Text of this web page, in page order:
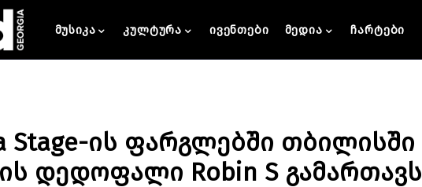
მუსიკა კულტურა ივენთები მედია ჩარტები
Stage-ის ფარგლებში თბილისში
დედოფალი Robin S გამართავს